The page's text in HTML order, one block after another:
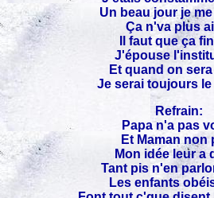
Un beau jour je
Ça n'va plus
Il faut que ça
J'épouse
Et quand on
Je serai toujours
Refrain:
Papa n'a pas
Et Maman non
Mon idée leur a
Tant pis n'en
Les enfants